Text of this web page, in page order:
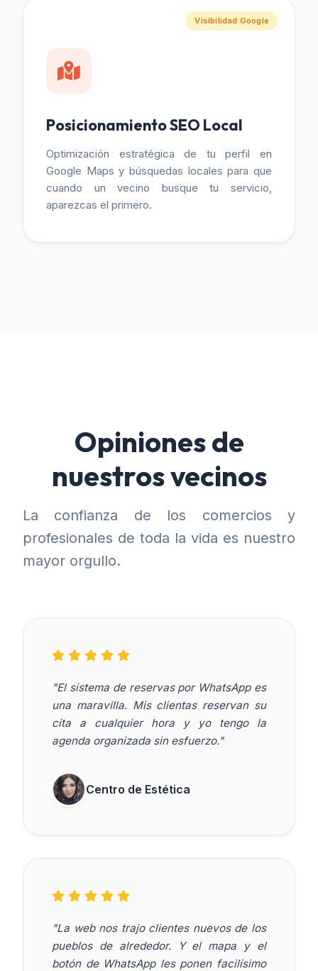
Visibilidad Google
Posicionamiento SEO Local
Optimización estratégica de tu perfil en
Google Maps y búsquedas locales para que
cuando un vecino busque tu servicio,
aparezcas el primero.
Opiniones de
nuestros vecinos
La confianza de los comercios y
profesionales de toda la vida es nuestro
mayor orgullo.
"El sistema de reservas por WhatsApp es
una maravilla. Mis clientas reservan su
cita a cualquier hora y yo tengo la
agenda organizada sin esfuerzo."
Centro de Estética
"La web nos trajo clientes nuevos de los
pueblos de alrededor. Y el mapa y el
botón de WhatsApp les ponen facilísimo